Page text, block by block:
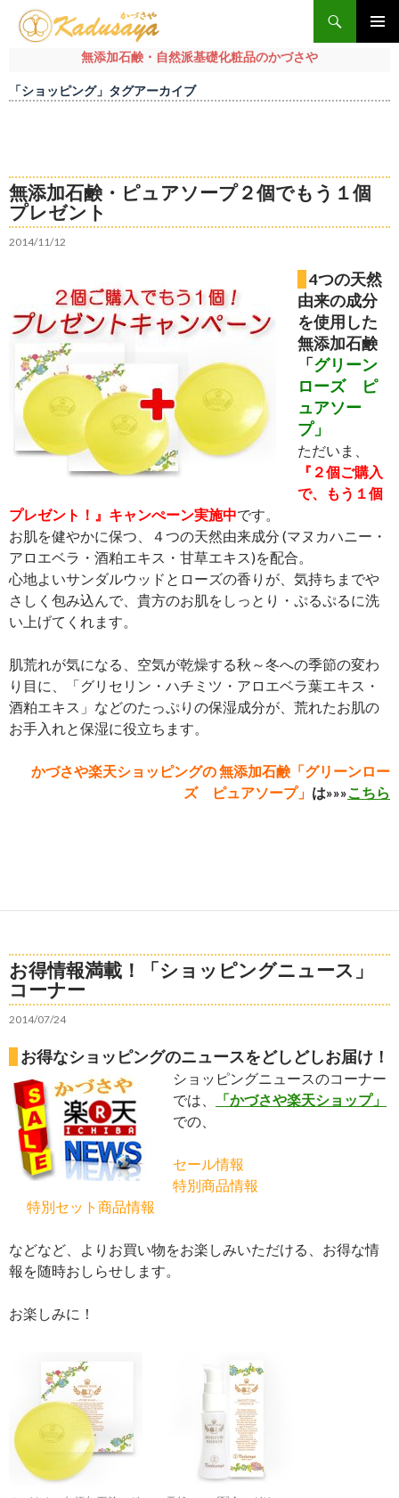
無添加石鹸・自然派基礎化粧品のかづさや
コ
ン
へ
ス
キ
ッ
「ショッピング」タグアーカイブ
無添加石鹸・ピュアソープ２個でもう１個
プレゼント
2014/11/12
4つの天然
由来の成分
を使用した
無添加石鹸
「 グリーン
ローズ ピ
ュアソー
プ」
ただいま、
『２個ご購入
で、もう１個
プレゼント！』キャンぺーン実施中です。
お肌を健やかに保つ、４つの天然由来成分 (マヌカハニー・
アロエベラ・酒粕エキス・甘草エキス)を配合。
心地よいサンダルウッドとローズの香りが、気持ちまでや
さしく包み込んで、貴方のお肌をしっとり・ぷるぷるに洗
い上げてくれます。
肌荒れが気になる、空気が乾燥する秋～冬への季節の変わ
り目に、「グリセリン・ハチミツ・アロエベラ葉エキス・
酒粕エキス」などのたっぷりの保湿成分が、荒れたお肌の
お手入れと保湿に役立ちます。
かづさや楽天ショッピングの 無添加石鹸「グリーンロー
ズ ピュアソープ」 は»»»こちら
お得情報満載！「ショッピングニュース」
コーナー
2014/07/24
お得なショッピングのニュースをどしどしお届け！
ショッピングニュースのコーナー
では、
「かづさや楽天ショップ」
での、
セール情報
特別商品情報
特別セット商品情報
などなど、よりお買い物をお楽しみいただける、お得な情
報を随時おしらせします。
お楽しみに！